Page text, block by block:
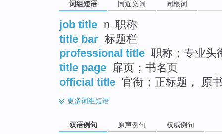
词组短语 同近义词 同根词
job title n. 职称
title bar 标题栏
professional title 职称；专业头
title page 扉页；书名页
official title 官衔；正标题， 原
更多词组短语
双语例句 原声例句 权威例句